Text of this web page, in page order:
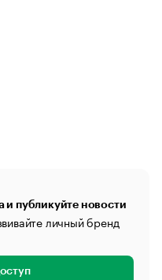
и публикуйте новости
личный бренд